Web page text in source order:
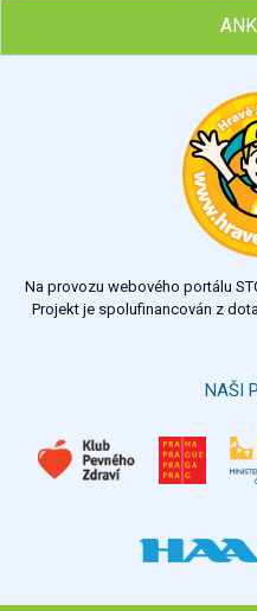
Hubněte s podporou
Chcete poradit s hubnutím?
Výsledky
Na provozu webového portálu
Projekt je spolufinancován z
NAŠI